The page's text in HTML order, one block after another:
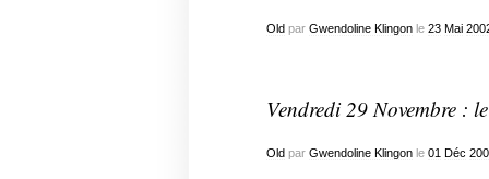
Oldpar Gwendoline Klingonle 23 Mai
Vendredi 29 Novembre :
Oldpar Gwendoline Klingonle 01 Déc